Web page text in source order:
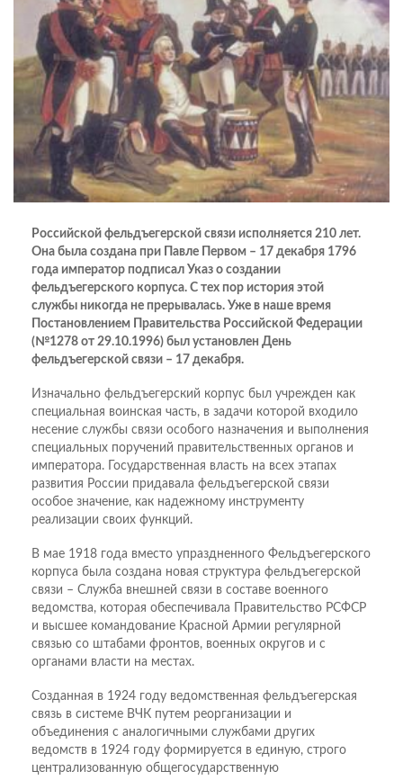
Российской фельдъегерской связи исполняется 210 лет.
Она была создана при Павле Первом – 17 декабря 1796
года император подписал Указ о создании
фельдъегерского корпуса. С тех пор история этой
службы никогда не прерывалась. Уже в наше время
Постановлением Правительства Российской Федерации
(№1278 от 29.10.1996) был установлен День
фельдъегерской связи – 17 декабря.
Изначально фельдъегерский корпус был учрежден как
специальная воинская часть, в задачи которой входило
несение службы связи особого назначения и выполнения
специальных поручений правительственных органов и
императора. Государственная власть на всех этапах
развития России придавала фельдъегерской связи
особое значение, как надежному инструменту
реализации своих функций.
В мае 1918 года вместо упраздненного Фельдъегерского
корпуса была создана новая структура фельдъегерской
связи – Служба внешней связи в составе военного
ведомства, которая обеспечивала Правительство РСФСР
и высшее командование Красной Армии регулярной
связью со штабами фронтов, военных округов и с
органами власти на местах.
Созданная в 1924 году ведомственная фельдъегерская
связь в системе ВЧК путем реорганизации и
объединения с аналогичными службами других
ведомств в 1924 году формируется в единую, строго
централизованную общегосударственную